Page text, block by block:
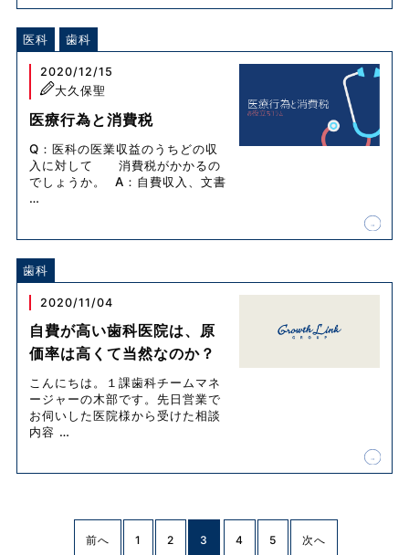
医科 歯科
2020/12/15
大久保聖
医療行為と消費税
Q：医科の医業収益のうちどの収
入に対して 消費税がかかるの
でしょうか。 A：自費収入、文書
…
歯科
2020/11/04
自費が高い歯科医院は、原
価率は高くて当然なのか？
こんにちは。１課歯科チームマネ
ージャーの木部です。先日営業で
お伺いした医院様から受けた相談
内容 …
前へ 1 2 3 4 5 次へ